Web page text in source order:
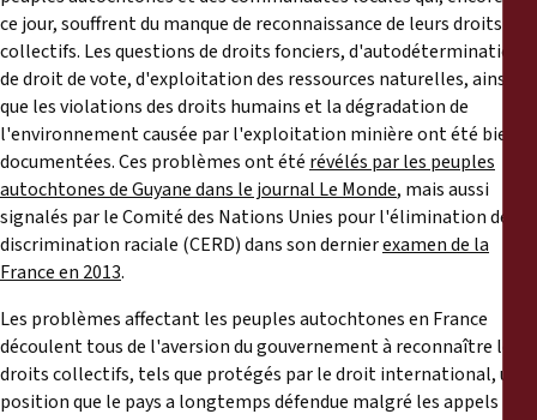
ce jour, souffrent du manque de reconnaissance de leurs droits
collectifs. Les questions de droits fonciers, d'autodétermination,
de droit de vote, d'exploitation des ressources naturelles, ainsi
que les violations des droits humains et la dégradation de
l'environnement causée par l'exploitation minière ont été bien
documentées. Ces problèmes ont été révélés par les peuples
autochtones de Guyane dans le journal Le Monde, mais aussi
signalés par le Comité des Nations Unies pour l'élimination de la
discrimination raciale (CERD) dans son dernierexamen de la
France en 2013.
Les problèmes affectant les peuples autochtones en France
découlent tous de l'aversion du gouvernement à reconnaître leurs
droits collectifs, tels que protégés par le droit international, une
position que le pays a longtemps défendue malgré les appels